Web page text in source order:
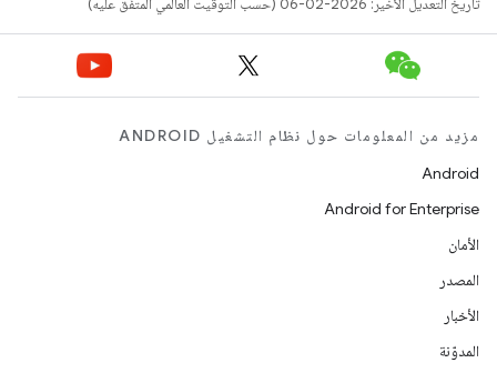
تاريخ التعديل الأخير: 2026-02-06 (حسب التوقيت العالمي المتفَّق عليه)
مزيد من المعلومات حول نظام التشغيل ANDROID
Android
Android for Enterprise
الأمان
المصدر
الأخبار
المدوّنة